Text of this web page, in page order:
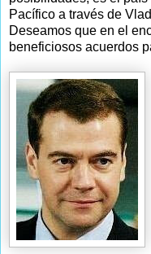
Pacífico a través de
Deseamos que en el
beneficiosos acuerdos